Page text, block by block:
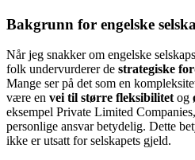
Bakgrunn for engelske
Når jeg snakker om engelske
folk undervurderer de strategiske
Mange ser på det som en
være en vei til større fleksibilitet og
eksempel Private Limited
personlige ansvar betydelig. Dette
ikke er utsatt for selskapets gjeld.